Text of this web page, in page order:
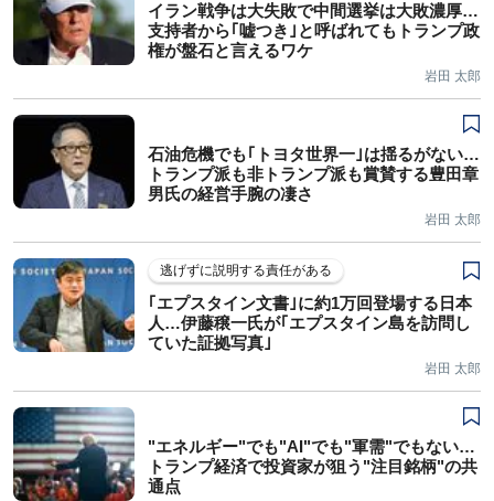
イラン戦争は大失敗で中間選挙は大敗濃厚…
支持者から｢嘘つき｣と呼ばれてもトランプ政
権が盤石と言えるワケ
岩田 太郎
石油危機でも｢トヨタ世界一｣は揺るがない…
トランプ派も非トランプ派も賞賛する豊田章
男氏の経営手腕の凄さ
岩田 太郎
逃げずに説明する責任がある
｢エプスタイン文書｣に約1万回登場する日本
人…伊藤穣一氏が｢エプスタイン島を訪問し
ていた証拠写真｣
岩田 太郎
"エネルギー"でも"AI"でも"軍需"でもない…
トランプ経済で投資家が狙う"注目銘柄"の共
通点